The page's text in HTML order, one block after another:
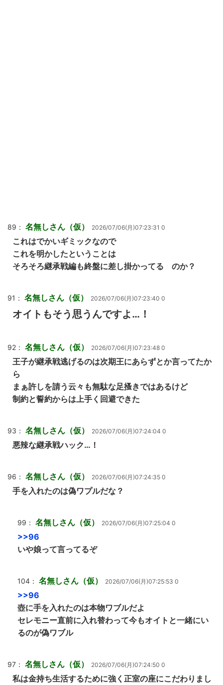
89： 名無しさん（仮） 2026/07/06(月)07:23:31 0
これはでかいギミックなので
これを明かしたということは
そろそろ継承戦編も終盤に差し掛かってる のか？
91： 名無しさん（仮） 2026/07/06(月)07:23:40 0
オイトもそう思うんですよ…！
92： 名無しさん（仮） 2026/07/06(月)07:23:48 0
王子が継承戦逃げるのは次期王にあらずとか言ってたか
ら
まぁ許しを請う云々も無駄な足搔きではあるけど
制約と誓約からは上手く回避できた
93： 名無しさん（仮） 2026/07/06(月)07:24:04 0
悪辣な継承戦ハック…！
96： 名無しさん（仮） 2026/07/06(月)07:24:35 0
手を入れたのは偽ワプルだな？
99： 名無しさん（仮） 2026/07/06(月)07:25:04 0
>>96
いや娘って言ってるぞ
104： 名無しさん（仮） 2026/07/06(月)07:25:53 0
>>96
壺に手を入れたのは本物ワブルだよ
セレモニー直前に入れ替わって今もオイトと一緒にい
るのが偽ワブル
97： 名無しさん（仮） 2026/07/06(月)07:24:50 0
私は金持ち生活するために強く正室の座にこだわりまし